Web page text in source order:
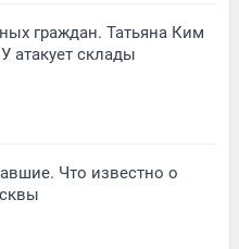
граждан. Татьяна Ким
атакует склады
Что известно о